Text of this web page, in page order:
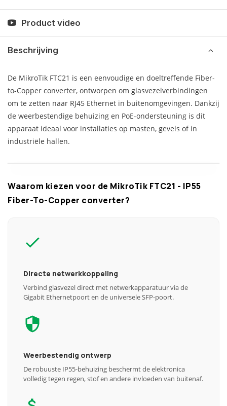
Product video
Beschrijving
De MikroTik FTC21 is een eenvoudige en doeltreffende Fiber-
to-Copper converter, ontworpen om glasvezelverbindingen
om te zetten naar RJ45 Ethernet in buitenomgevingen. Dankzij
de weerbestendige behuizing en PoE-ondersteuning is dit
apparaat ideaal voor installaties op masten, gevels of in
industriële hallen.
Waarom kiezen voor de MikroTik FTC21 - IP55
Fiber-To-Copper converter?
Directe netwerkkoppeling
Verbind glasvezel direct met netwerkapparatuur via de
Gigabit Ethernetpoort en de universele SFP-poort.
Weerbestendig ontwerp
De robuuste IP55-behuizing beschermt de elektronica
volledig tegen regen, stof en andere invloeden van buitenaf.